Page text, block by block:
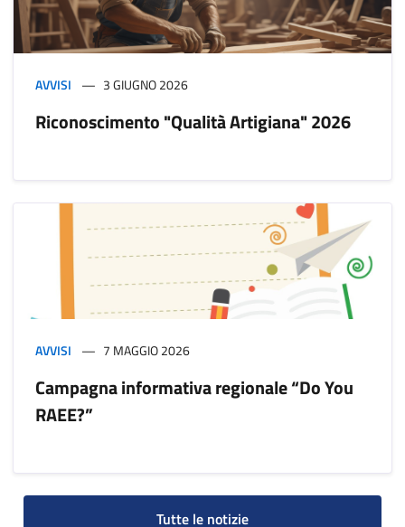
AVVISI 3 GIUGNO 2026
Riconoscimento "Qualità Artigiana" 2026
AVVISI 7 MAGGIO 2026
Campagna informativa regionale “Do You
RAEE?”
Tutte le notizie